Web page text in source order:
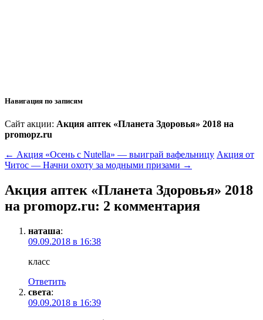
Навигация по записям
Сайт акции: Акция аптек «Планета Здоровья» 2018 на
promopz.ru
← Акция «Осень с Nutella» — выиграй вафельницу Акция от
Читос — Начни охоту за модными призами →
Акция аптек «Планета Здоровья» 2018
на promopz.ru: 2 комментария
наташа:
09.09.2018 в 16:38
класс
Ответить
света:
09.09.2018 в 16:39